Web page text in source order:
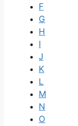
F
G
H
I
J
K
L
M
N
O